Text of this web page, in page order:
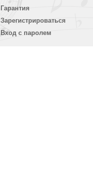
Гарантия
Зарегистрироваться
Вход с паролем